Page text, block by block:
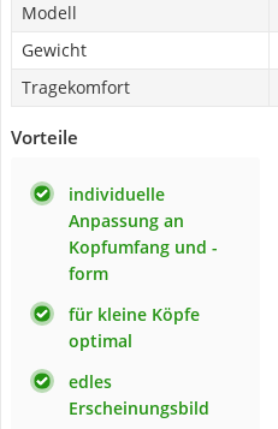
Modell
Gewicht
Tragekomfort
Vorteile
individuelle
Anpassung an
Kopfumfang und -
form
für kleine Köpfe
optimal
edles
Erscheinungsbild